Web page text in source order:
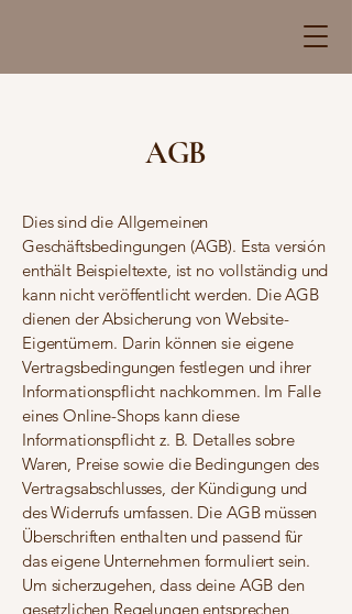
AGB
Dies sind die Allgemeinen
Geschäftsbedingungen (AGB). Esta versión
enthält Beispieltexte, ist no vollständig und
kann nicht veröffentlicht werden. Die AGB
dienen der Absicherung von Website-
Eigentümern. Darin können sie eigene
Vertragsbedingungen festlegen und ihrer
Informationspflicht nachkommen. Im Falle
eines Online-Shops kann diese
Informationspflicht z. B. Detalles sobre
Waren, Preise sowie die Bedingungen des
Vertragsabschlusses, der Kündigung und
des Widerrufs umfassen. Die AGB müssen
Überschriften enthalten und passend für
das eigene Unternehmen formuliert sein.
Um sicherzugehen, dass deine AGB den
gesetzlichen Regelungen entsprechen,